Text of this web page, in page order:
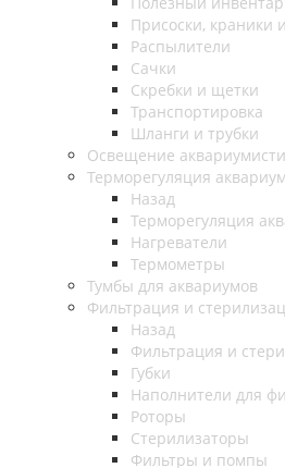
Присоски, краники
Распылители
Сачки
Скребки и щетки
Транспортировка
Шланги и трубки
Освещение
Терморегуляция
Назад
Терморегуляция
Нагреватели
Термометры
Тумбы для аквариумов
Фильтрация и
Назад
Фильтрация и
Губки
Наполнители для
Роторы
Стерилизаторы
Фильтры и помпы